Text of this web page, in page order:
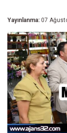
Yayınlanma: 07